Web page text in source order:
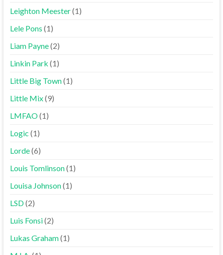
Leighton Meester(1)
Lele Pons (1)
Liam Payne(2)
Linkin Park (1)
Little Big Town(1)
Little Mix(9)
LMFAO(1)
Logic (1)
Lorde(6)
Louis Tomlinson(1)
Louisa Johnson(1)
LSD(2)
Luis Fonsi(2)
Lukas Graham(1)